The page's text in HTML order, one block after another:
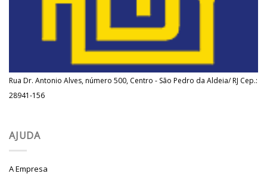
Rua Dr. Antonio Alves, número 500, Centro - São Pedro da Aldeia/ RJ Cep.:
28941-156
AJUDA
A Empresa